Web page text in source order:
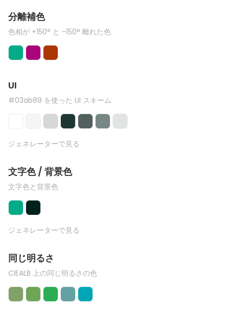
分離補色
色相が +150° と -150° 離れた色
UI
#03ab89 を使った UI スキーム
ジェネレーターで見る
文字色 / 背景色
文字色と背景色
ジェネレーターで見る
同じ明るさ
CIEALB 上の同じ明るさの色